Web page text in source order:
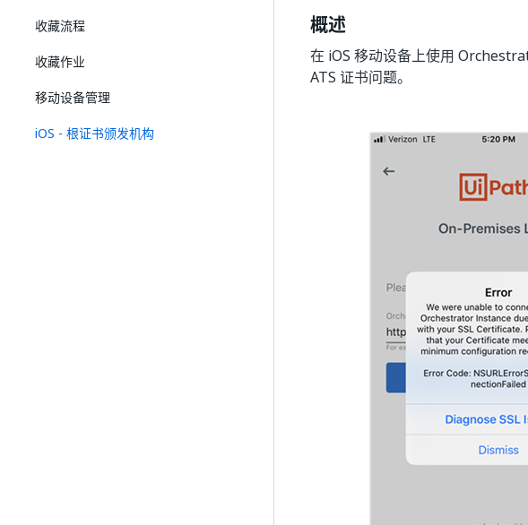
收藏流程
收藏作业
移动设备管理
iOS - 根证书颁发机构
概述
在 iOS 移动设备上使用
ATS 证书问题。